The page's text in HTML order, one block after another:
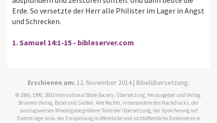
Erde. So versetzte der Herr alle Philister im Lager in Angst
und Schrecken.
1. Samuel 14:1-15 - bibleserver.com
Erschienen am: 12. November 2014 | Bibelübersetzung:
© 1986, 1996, 2002 International Bible Society. Übersetzung, Herausgeber und Verlag:
Brunnen Verlag, Basel und Gießen. Alle Rechte, insbesondere des Nachdrucks, der
auszugsweisen Wiedergabe größerer Texte der Übersetzung, der Speicherung auf
Datenträger bzw. der Einspeisung in öffentliche und nichtöffentliche Datennetze in